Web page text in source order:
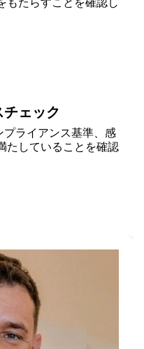
ェック
ライアンス基準、感
たしていることを確認